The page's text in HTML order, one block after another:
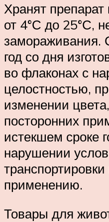
Хранят
от 4°С до 25°С,
замораживания.
год со дня
во флаконах с
целостностью,
изменении
посторонних
истекшем сроке
нарушении
применению.
Товары для